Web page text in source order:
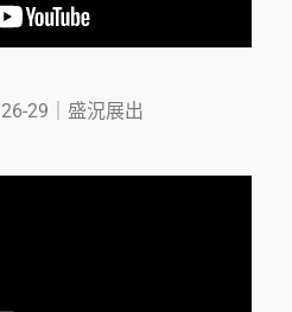
29｜盛況展出